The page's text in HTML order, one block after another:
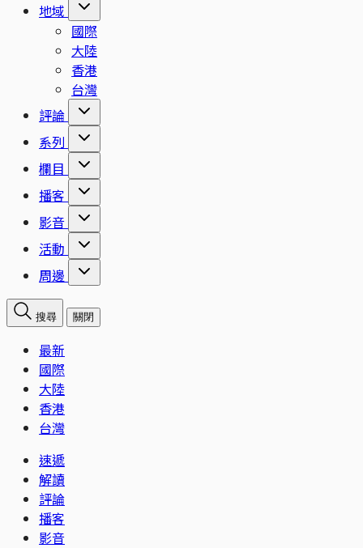
地域
國際
大陸
香港
台灣
評論
系列
欄目
播客
影音
活動
周邊
搜尋 關閉
最新
國際
大陸
香港
台灣
速遞
解讀
評論
播客
影音